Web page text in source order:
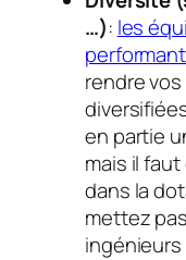
…): les
rendre
en partie
mais il
dans la
mettez
ingénieurs